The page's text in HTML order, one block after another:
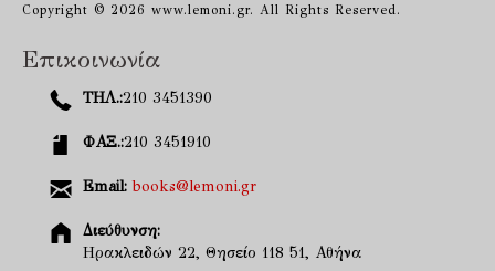
Copyright © 2026 www.lemoni.gr. All Rights Reserved.
Επικοινωνία
ΤΗΛ.:210 3451390
ΦΑΞ.:210 3451910
Email: books@lemoni.gr
Διεύθυνση:
Ηρακλειδών 22, Θησείο 118 51, Αθήνα